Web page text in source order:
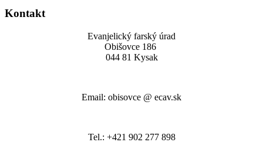
Kontakt
Evanjelický farský úrad
Obišovce 186
044 81 Kysak
Email: obisovce @ ecav.sk
Tel.: +421 902 277 898